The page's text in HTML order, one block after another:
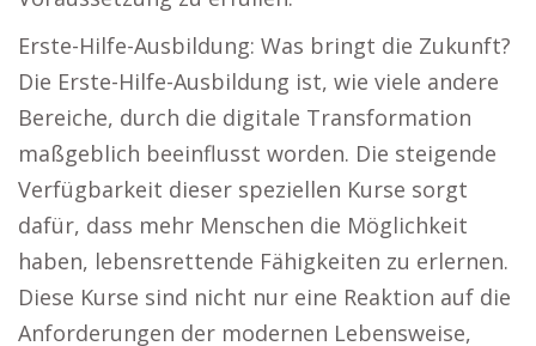
Erste-Hilfe-Ausbildung: Was bringt die Zukunft?
Die Erste-Hilfe-Ausbildung ist, wie viele andere
Bereiche, durch die digitale Transformation
maßgeblich beeinflusst worden. Die steigende
Verfügbarkeit dieser speziellen Kurse sorgt
dafür, dass mehr Menschen die Möglichkeit
haben, lebensrettende Fähigkeiten zu erlernen.
Diese Kurse sind nicht nur eine Reaktion auf die
Anforderungen der modernen Lebensweise,